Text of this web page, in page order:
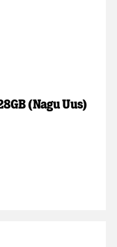
(Nagu Uus)